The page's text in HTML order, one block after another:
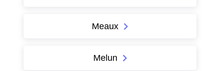
Meaux
Melun